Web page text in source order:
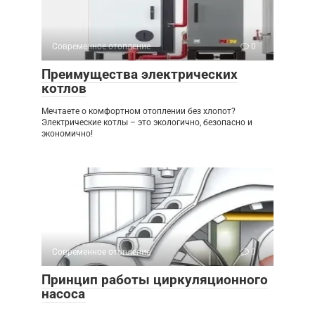
Современное отопление 0
Преимущества электрических
котлов
Мечтаете о комфортном отоплении без хлопот?
Электрические котлы – это экологично, безопасно и
экономично!
Современное отопление 0
Принцип работы циркуляционного
насоса